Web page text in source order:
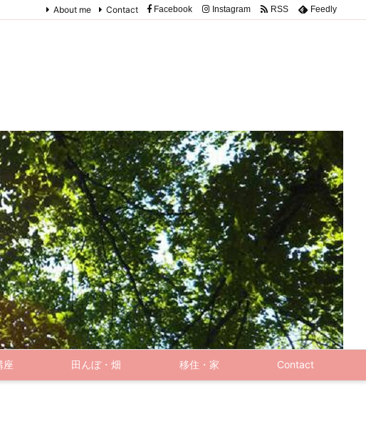
座 田んぼ・畑 移住・家 Contact
About me Contact Facebook Instagram RSS Feedly